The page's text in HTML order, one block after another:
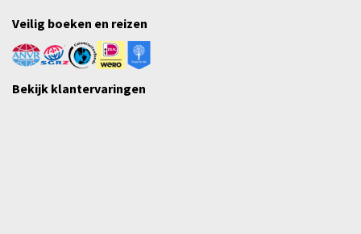
Veilig boeken en reizen
Bekijk klantervaringen